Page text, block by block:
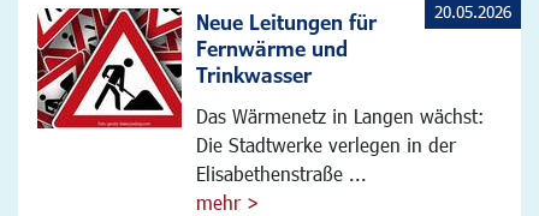
Neue Leitungen für
Fernwärme und
Trinkwasser
Das Wärmenetz in Langen wächst:
Die Stadtwerke verlegen in der
Elisabethenstraße ...
mehr >
20.05.2026